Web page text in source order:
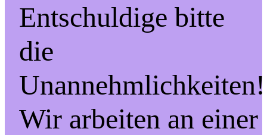
Entschuldige bitte
die
Unannehmlichkeiten!
Wir arbeiten an einer